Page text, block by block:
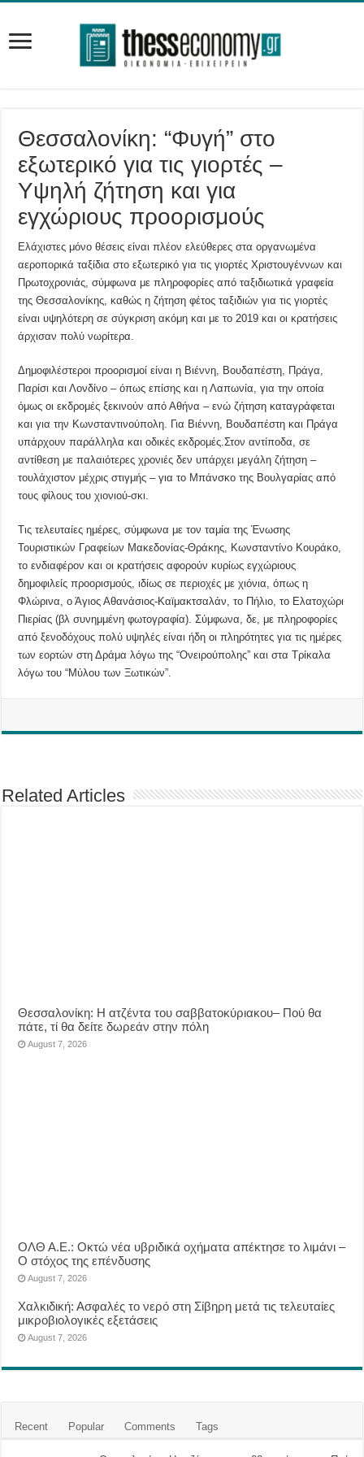
Θεσσαλονίκη: “Φυγή” στο
εξωτερικό για τις γιορτές –
Υψηλή ζήτηση και για
εγχώριους προορισμούς
Ελάχιστες μόνο θέσεις είναι πλέον ελεύθερες στα οργανωμένα
αεροπορικά ταξίδια στο εξωτερικό για τις γιορτές Χριστουγέννων και
Πρωτοχρονιάς, σύμφωνα με πληροφορίες από ταξιδιωτικά γραφεία
της Θεσσαλονίκης, καθώς η ζήτηση φέτος ταξιδιών για τις γιορτές
είναι υψηλότερη σε σύγκριση ακόμη και με το 2019 και οι κρατήσεις
άρχισαν πολύ νωρίτερα.
Δημοφιλέστεροι προορισμοί είναι η Βιέννη, Βουδαπέστη, Πράγα,
Παρίσι και Λονδίνο – όπως επίσης και η Λαπωνία, για την οποία
όμως οι εκδρομές ξεκινούν από Αθήνα – ενώ ζήτηση καταγράφεται
και για την Κωνσταντινούπολη. Για Βιέννη, Βουδαπέστη και Πράγα
υπάρχουν παράλληλα και οδικές εκδρομές.Στον αντίποδα, σε
αντίθεση με παλαιότερες χρονιές δεν υπάρχει μεγάλη ζήτηση –
τουλάχιστον μέχρις στιγμής – για το Μπάνσκο της Βουλγαρίας από
τους φίλους του χιονιού-σκι.
Τις τελευταίες ημέρες, σύμφωνα με τον ταμία της Ένωσης
Τουριστικών Γραφείων Μακεδονίας-Θράκης, Κωνσταντίνο Κουράκο,
το ενδιαφέρον και οι κρατήσεις αφορούν κυρίως εγχώριους
δημοφιλείς προορισμούς, ιδίως σε περιοχές με χιόνια, όπως η
Φλώρινα, ο Άγιος Αθανάσιος-Καϊμακτσαλάν, το Πήλιο, το Ελατοχώρι
Πιερίας (βλ συνημμένη φωτογραφία). Σύμφωνα, δε, με πληροφορίες
από ξενοδόχους πολύ υψηλές είναι ήδη οι πληρότητες για τις ημέρες
των εορτών στη Δράμα λόγω της “Ονειρούπολης” και στα Τρίκαλα
λόγω του “Μύλου των Ξωτικών”.
Related Articles
Θεσσαλονίκη: Η ατζέντα του σαββατοκύριακου– Πού θα
πάτε, τί θα δείτε δωρεάν στην πόλη
August 7, 2026
ΟΛΘ Α.Ε.: Οκτώ νέα υβριδικά οχήματα απέκτησε το λιμάνι –
Ο στόχος της επένδυσης
August 7, 2026
Χαλκιδική: Ασφαλές το νερό στη Σίβηρη μετά τις τελευταίες
μικροβιολογικές εξετάσεις
August 7, 2026
Recent Popular Comments Tags